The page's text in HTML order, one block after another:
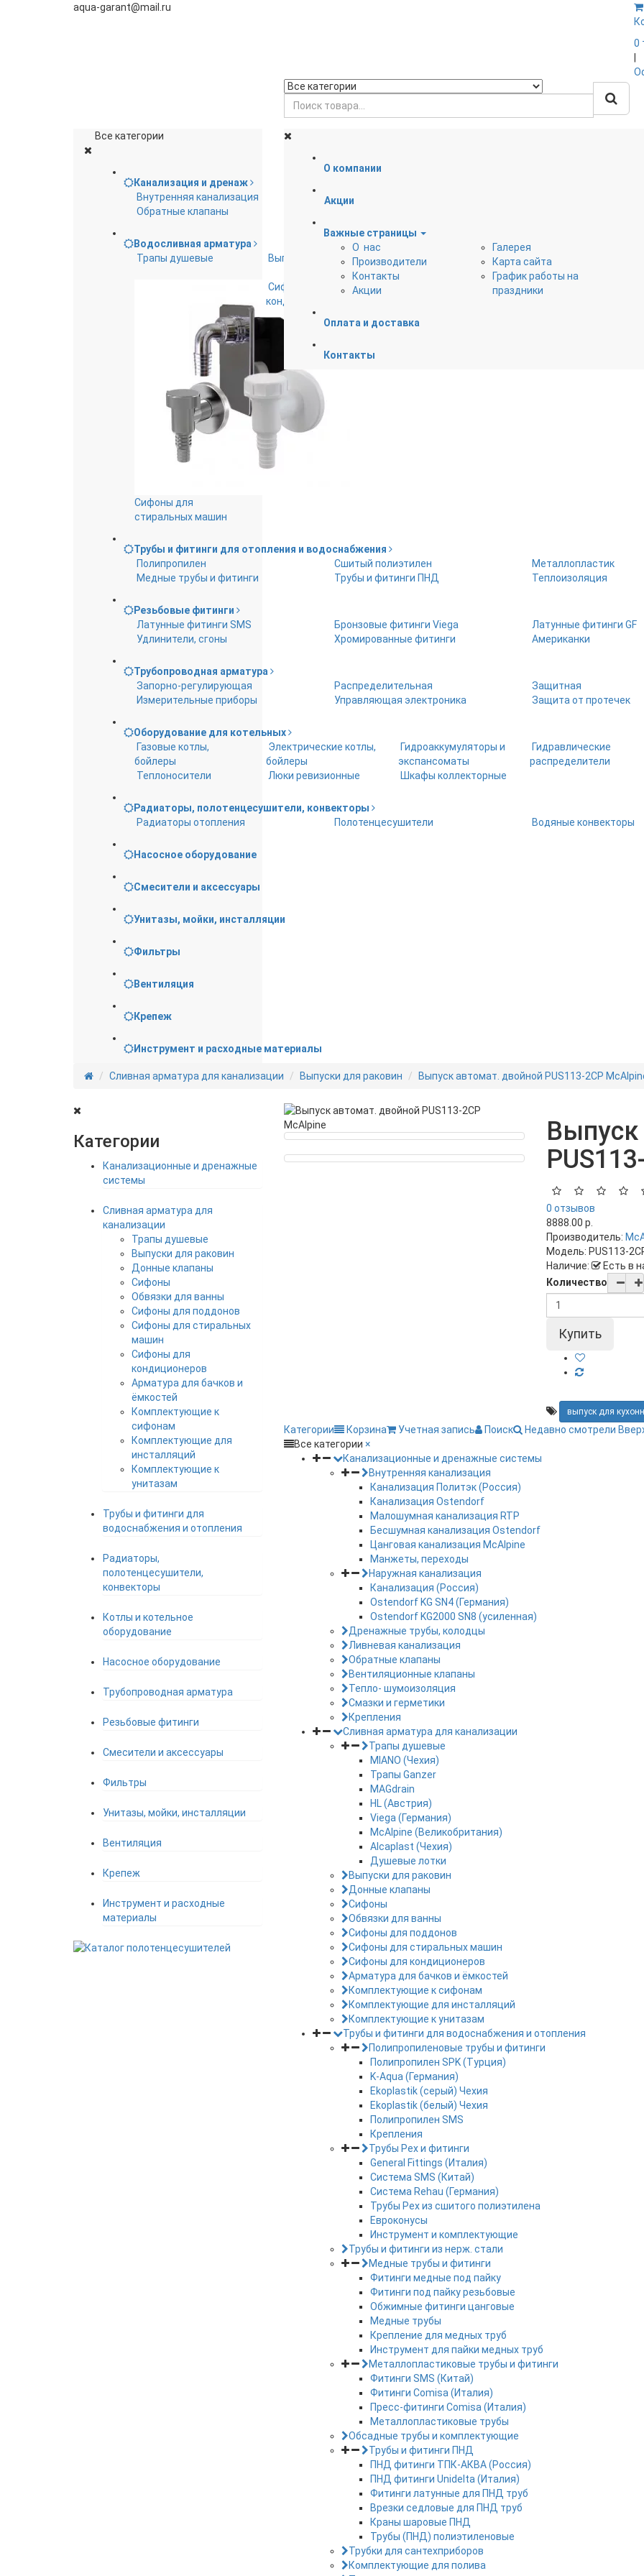
aqua-garant@mail.ru
0
Все категории
Канализация и дренаж
Внутренняя канализация
Наружная канализация
Обратные клапаны
Водосливная арматура
Трапы душевые
Выпуски для раковин Донные клапаны Сифоны
Сифоны для
стиральных машин
Сифоны для
кондиционеров
Арматура для бачков
Комплектующие к
Трубы и фитинги для отопления и водоснабжения
Полипропилен
Сшитый полиэтилен Металлопластик
Медные трубы и фитинги
Трубы и фитинги ПНД Теплоизоляция
Резьбовые фитинги
Латунные фитинги SMS
Бронзовые фитинги Viega Латунные фитинги GF
Удлинители, сгоны
Хромированные фитинги Американки
Трубопроводная арматура
Запорно-регулирующая
Распределительная Защитная
Измерительные приборы
Управляющая электроника Защита от протечек
Оборудование для котельных
Газовые котлы,
бойлеры
Электрические котлы,
бойлеры
Гидроаккумуляторы и
экспансоматы
Гидравлические
распределители
Теплоносители
Люки ревизионные Шкафы коллекторные
Радиаторы, полотенцесушители, конвекторы
Радиаторы отопления
Полотенцесушители Водяные конвекторы
Насосное оборудование
Смесители и аксессуары
Унитазы, мойки, инсталляции
Фильтры
Вентиляция
Крепеж
Инструмент и расходные материалы
О компании
Акции
Важные страницы
О нас
Производители
Контакты
Акции
Галерея
Карта сайта
График работы на
праздники
Оплата и доставка
Контакты
Сливная арматура для канализации Выпуски для раковин Выпуск автомат. двойной PUS113-2CP
Категории
Канализационные и дренажные
системы
Сливная арматура для
канализации
Трапы душевые
Выпуски для раковин
Донные клапаны
Сифоны
Обвязки для ванны
Сифоны для поддонов
Сифоны для стиральных
машин
Сифоны для
кондиционеров
Арматура для бачков и
ёмкостей
Комплектующие к
сифонам
Комплектующие для
инсталляций
Комплектующие к
унитазам
Трубы и фитинги для
водоснабжения и отопления
Радиаторы,
полотенцесушители,
конвекторы
Котлы и котельное
оборудование
Насосное оборудование
Трубопроводная арматура
Резьбовые фитинги
Смесители и аксессуары
Фильтры
Унитазы, мойки, инсталляции
Вентиляция
Крепеж
Инструмент и расходные
материалы
0 отзывов
8888.00 р.
Производитель:
Модель: PUS113-
Наличие:
Есть в
Количество
выпуск для
Категории Корзина Учетная запись Поиск Недавно смотрели
Все категории ×
Канализационные и дренажные системы
Внутренняя канализация
Канализация Политэк (Россия)
Канализация Ostendorf
Малошумная канализация RTP
Бесшумная канализация Ostendorf
Цанговая канализация McAlpine
Манжеты, переходы
Наружная канализация
Канализация (Россия)
Ostendorf KG SN4 (Германия)
Ostendorf KG2000 SN8 (усиленная)
Дренажные трубы, колодцы
Ливневая канализация
Обратные клапаны
Вентиляционные клапаны
Тепло- шумоизоляция
Смазки и герметики
Крепления
Сливная арматура для канализации
Трапы душевые
MIANO (Чехия)
Трапы Ganzer
MAGdrain
HL (Австрия)
Viega (Германия)
McAlpine (Великобритания)
Alcaplast (Чехия)
Душевые лотки
Выпуски для раковин
Донные клапаны
Сифоны
Обвязки для ванны
Сифоны для поддонов
Сифоны для стиральных машин
Сифоны для кондиционеров
Арматура для бачков и ёмкостей
Комплектующие к сифонам
Комплектующие для инсталляций
Комплектующие к унитазам
Трубы и фитинги для водоснабжения и отопления
Полипропиленовые трубы и фитинги
Полипропилен SPK (Турция)
K-Aqua (Германия)
Ekoplastik (серый) Чехия
Ekoplastik (белый) Чехия
Полипропилен SMS
Крепления
Трубы Pex и фитинги
General Fittings (Италия)
Система SMS (Китай)
Система Rehau (Германия)
Трубы Pex из сшитого полиэтилена
Евроконусы
Инструмент и комплектующие
Трубы и фитинги из нерж. стали
Медные трубы и фитинги
Фитинги медные под пайку
Фитинги под пайку резьбовые
Обжимные фитинги цанговые
Медные трубы
Крепление для медных труб
Инструмент для пайки медных труб
Металлопластиковые трубы и фитинги
Фитинги SMS (Китай)
Фитинги Comisa (Италия)
Пресс-фитинги Comisa (Италия)
Металлопластиковые трубы
Обсадные трубы и комплектующие
Трубы и фитинги ПНД
ПНД фитинги ТПК-АКВА (Россия)
ПНД фитинги Unidelta (Италия)
Фитинги латунные для ПНД труб
Врезки седловые для ПНД труб
Краны шаровые ПНД
Трубы (ПНД) полиэтиленовые
Трубки для сантехприборов
Комплектующие для полива